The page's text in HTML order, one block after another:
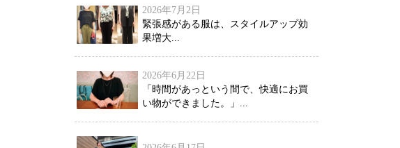
2026年7月2日
緊張感がある服は、スタイルアップ効
果増大...
2026年6月22日
「時間があっという間で、快適にお買
い物ができました。」...